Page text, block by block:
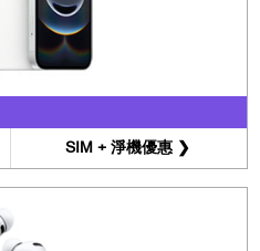
SIM + 淨機優惠 ❯